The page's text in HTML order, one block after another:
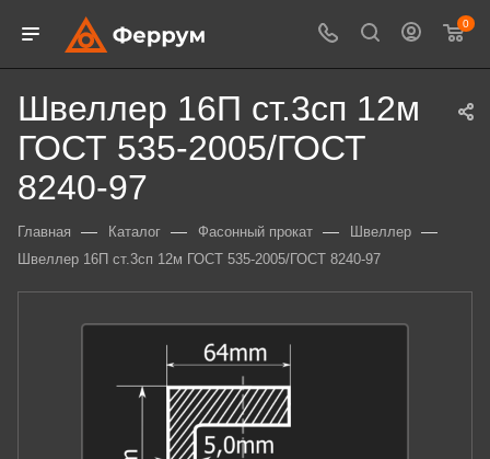
0
Швеллер 16П ст.3сп 12м
ГОСТ 535-2005/ГОСТ
8240-97
Главная — Каталог — Фасонный прокат — Швеллер —
Швеллер 16П ст.3сп 12м ГОСТ 535-2005/ГОСТ 8240-97